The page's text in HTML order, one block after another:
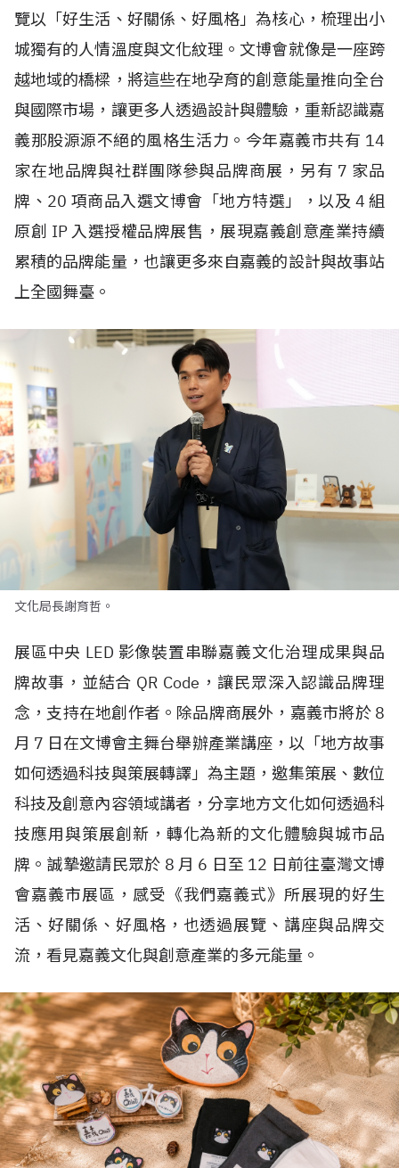
覽以「好生活、好關係、好風格」為核心，梳理出小
城獨有的人情溫度與文化紋理。文博會就像是一座跨
越地域的橋樑，將這些在地孕育的創意能量推向全台
與國際市場，讓更多人透過設計與體驗，重新認識嘉
義那股源源不絕的風格生活力。今年嘉義市共有 14
家在地品牌與社群團隊參與品牌商展，另有 7 家品
牌、 20 項商品入選文博會「地方特選」，以及 4 組
原創 IP 入選授權品牌展售，展現嘉義創意產業持續
累積的品牌能量，也讓更多來自嘉義的設計與故事站
上全國舞臺。
文化局長謝育哲。
展區中央 LED 影像裝置串聯嘉義文化治理成果與品
牌故事，並結合 QR Code ，讓民眾深入認識品牌理
念，支持在地創作者。除品牌商展外，嘉義市將於 8
月 7 日在文博會主舞台舉辦產業講座，以「地方故事
如何透過科技與策展轉譯」為主題，邀集策展、數位
科技及創意內容領域講者，分享地方文化如何透過科
技應用與策展創新，轉化為新的文化體驗與城市品
牌。誠摯邀請民眾於 8 月 6 日至 12 日前往臺灣文博
會嘉義市展區，感受《我們嘉義式》所展現的好生
活、好關係、好風格，也透過展覽、講座與品牌交
流，看見嘉義文化與創意產業的多元能量。